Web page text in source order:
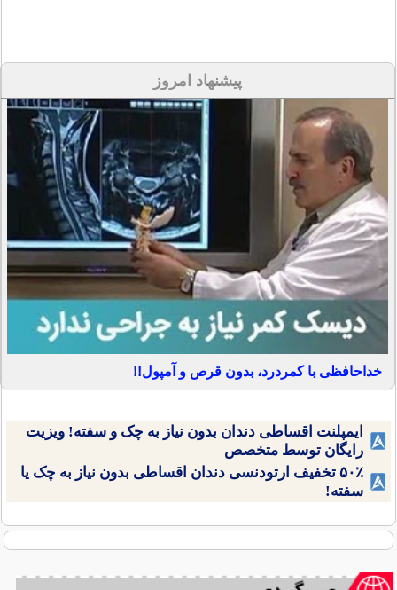
پیشنهاد امروز
خداحافظی با کمردرد، بدون قرص و آمپول!!
ایمپلنت اقساطی دندان بدون نیاز به چک و سفته! ویزیت
رایگان توسط متخصص
۵۰٪ تخفیف ارتودنسی دندان اقساطی بدون نیاز به چک یا
سفته!